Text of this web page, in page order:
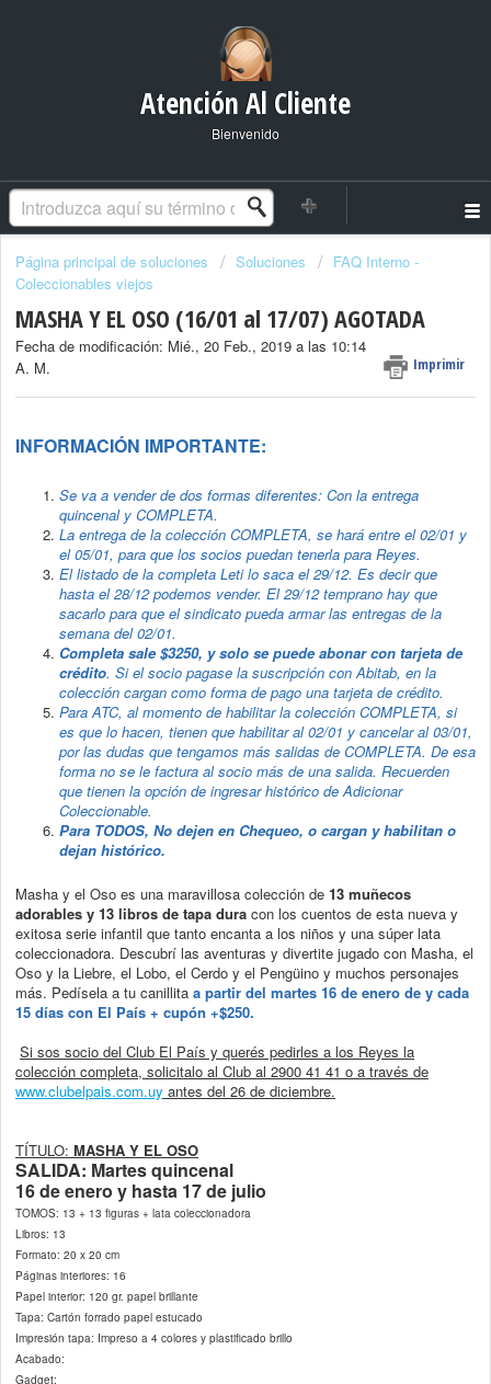
Atención Al Cliente
Bienvenido
Página principal de soluciones Soluciones
FAQ Interno -
Coleccionables viejos
MASHA Y EL OSO (16/01 al 17/07) AGOTADA
Imprimir
Fecha de modificación: Mié., 20 Feb., 2019 a las 10:14
A. M.
INFORMACIÓN IMPORTANTE:
Se va a vender de dos formas diferentes: Con la entrega
quincenal y COMPLETA.
La entrega de la colección COMPLETA, se hará entre el 02/01 y
el 05/01, para que los socios puedan tenerla para Reyes.
El listado de la completa Leti lo saca el 29/12. Es decir que
hasta el 28/12 podemos vender. El 29/12 temprano hay que
sacarlo para que el sindicato pueda armar las entregas de la
semana del 02/01.
Completa sale $3250, y solo se puede abonar con tarjeta de
crédito. Si el socio pagase la suscripción con Abitab, en la
colección cargan como forma de pago una tarjeta de crédito.
Para ATC, al momento de habilitar la colección COMPLETA, si
es que lo hacen, tienen que habilitar al 02/01 y cancelar al 03/01,
por las dudas que tengamos más salidas de COMPLETA. De esa
forma no se le factura al socio más de una salida. Recuerden
que tienen la opción de ingresar histórico de Adicionar
Coleccionable.
Para TODOS, No dejen en Chequeo, o cargan y habilitan o
dejan histórico.
Masha y el Oso es una maravillosa colección de 13 muñecos
adorables y 13 libros de tapa dura con los cuentos de esta nueva y
exitosa serie infantil que tanto encanta a los niños y una súper lata
coleccionadora. Descubrí las aventuras y divertite jugado con Masha, el
Oso y la Liebre, el Lobo, el Cerdo y el Pengüino y muchos personajes
más. Pedísela a tu canillita a partir del martes 16 de enero de y cada
15 días con El País + cupón +$250.
Si sos socio del Club El País y querés pedirles a los Reyes la
colección completa, solicitalo al Club al 2900 41 41 o a través de
www.clubelpais.com.uy antes del 26 de diciembre.
TÍTULO: MASHA Y EL OSO
SALIDA: Martes quincenal
16 de enero y hasta 17 de julio
TOMOS: 13 + 13 figuras + lata coleccionadora
Libros: 13
Formato: 20 x 20 cm
Páginas interiores: 16
Papel interior: 120 gr. papel brillante
Tapa: Cartón forrado papel estucado
Impresión tapa: Impreso a 4 colores y plastificado brillo
Acabado:
Gadget: